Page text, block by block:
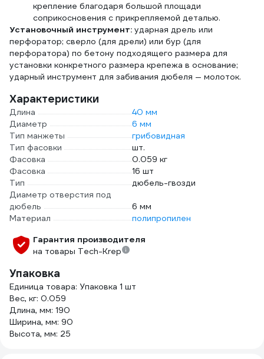
крепление благодаря большой площади
соприкосновения с прикрепляемой деталью.
Установочный инструмент: ударная дрель или
перфоратор; сверло (для дрели) или бур (для
перфоратора) по бетону подходящего размера для
установки конкретного размера крепежа в основание;
ударный инструмент для забивания дюбеля — молоток.
Характеристики
Длина
40 мм
Диаметр
6 мм
Тип манжеты
грибовидная
Тип фасовки
шт.
Фасовка
0.059 кг
Фасовка
16 шт
Тип
дюбель-гвозди
Диаметр отверстия под
дюбель
6 мм
Материал
полипропилен
Гарантия производителя
на товары Tech-Krep
Упаковка
Единица товара: Упаковка 1 шт
Вес, кг: 0.059
Длина, мм: 190
Ширина, мм: 90
Высота, мм: 25